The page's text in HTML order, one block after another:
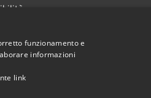
funzionamento e
informazioni
link